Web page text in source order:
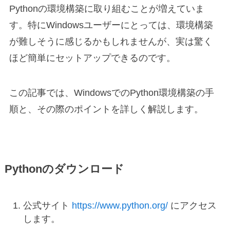
Pythonの環境構築に取り組むことが増えていま
す。特にWindowsユーザーにとっては、環境構築
が難しそうに感じるかもしれませんが、実は驚く
ほど簡単にセットアップできるのです。
この記事では、WindowsでのPython環境構築の手
順と、その際のポイントを詳しく解説します。
Pythonのダウンロード
公式サイト https://www.python.org/にアクセス
します。